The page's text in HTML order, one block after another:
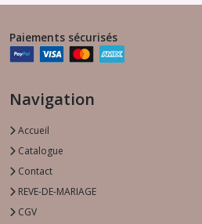
Paiements sécurisés
Navigation
Accueil
Catalogue
Contact
REVE-DE-MARIAGE
CGV